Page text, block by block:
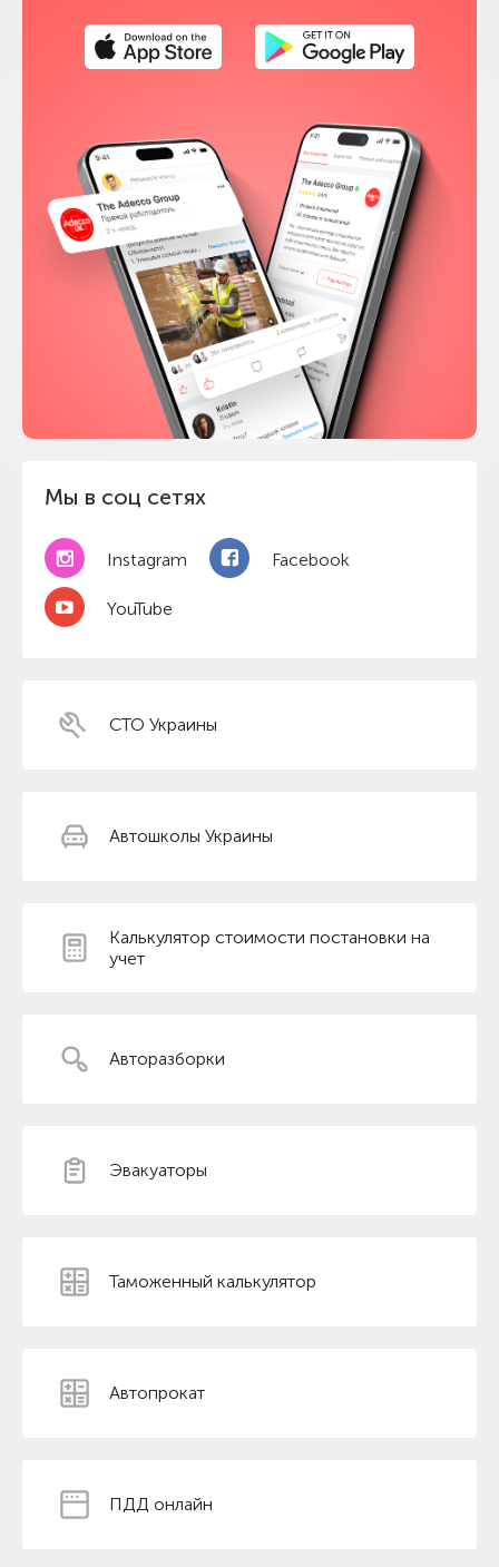
Мы в соц сетях
Instagram Facebook
YouTube
СТО Украины
Автошколы Украины
Калькулятор стоимости постановки на
учет
Авторазборки
Эвакуаторы
Таможенный калькулятор
Автопрокат
ПДД онлайн